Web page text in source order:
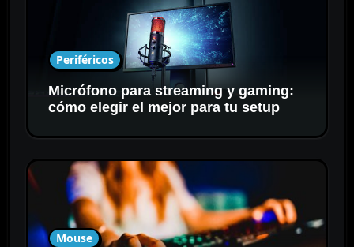
Periféricos
Micrófono para streaming y gaming:
cómo elegir el mejor para tu setup
Mouse